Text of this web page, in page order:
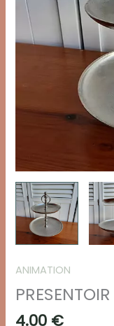
ANIMATION
4.00 €